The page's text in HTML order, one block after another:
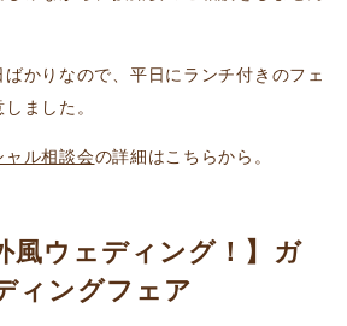
かりなので、平日にランチ付きのフェ
ました。
ャル相談会の詳細はこちらから。
風ウェディング！】ガ
ィングフェア